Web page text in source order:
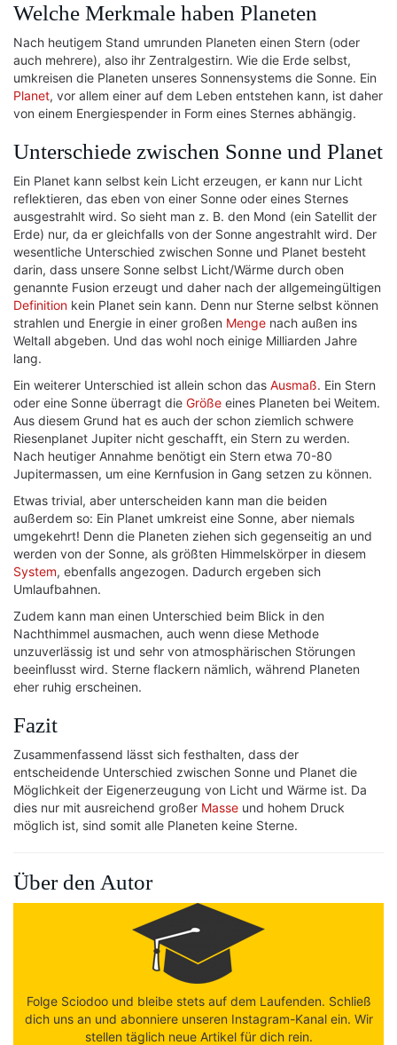
Welche Merkmale haben Planeten
Nach heutigem Stand umrunden Planeten einen Stern (oder
auch mehrere), also ihr Zentralgestirn. Wie die Erde selbst,
umkreisen die Planeten unseres Sonnensystems die Sonne. Ein
Planet, vor allem einer auf dem Leben entstehen kann, ist daher
von einem Energiespender in Form eines Sternes abhängig.
Unterschiede zwischen Sonne und Planet
Ein Planet kann selbst kein Licht erzeugen, er kann nur Licht
reflektieren, das eben von einer Sonne oder eines Sternes
ausgestrahlt wird. So sieht man z. B. den Mond (ein Satellit der
Erde) nur, da er gleichfalls von der Sonne angestrahlt wird. Der
wesentliche Unterschied zwischen Sonne und Planet besteht
darin, dass unsere Sonne selbst Licht/Wärme durch oben
genannte Fusion erzeugt und daher nach der allgemeingültigen
Definition kein Planet sein kann. Denn nur Sterne selbst können
strahlen und Energie in einer großen Menge nach außen ins
Weltall abgeben. Und das wohl noch einige Milliarden Jahre
lang.
Ein weiterer Unterschied ist allein schon das Ausmaß. Ein Stern
oder eine Sonne überragt die Größe eines Planeten bei Weitem.
Aus diesem Grund hat es auch der schon ziemlich schwere
Riesenplanet Jupiter nicht geschafft, ein Stern zu werden.
Nach heutiger Annahme benötigt ein Stern etwa 70-80
Jupitermassen, um eine Kernfusion in Gang setzen zu können.
Etwas trivial, aber unterscheiden kann man die beiden
außerdem so: Ein Planet umkreist eine Sonne, aber niemals
umgekehrt! Denn die Planeten ziehen sich gegenseitig an und
werden von der Sonne, als größten Himmelskörper in diesem
System, ebenfalls angezogen. Dadurch ergeben sich
Umlaufbahnen.
Zudem kann man einen Unterschied beim Blick in den
Nachthimmel ausmachen, auch wenn diese Methode
unzuverlässig ist und sehr von atmosphärischen Störungen
beeinflusst wird. Sterne flackern nämlich, während Planeten
eher ruhig erscheinen.
Fazit
Zusammenfassend lässt sich festhalten, dass der
entscheidende Unterschied zwischen Sonne und Planet die
Möglichkeit der Eigenerzeugung von Licht und Wärme ist. Da
dies nur mit ausreichend großer Masse und hohem Druck
möglich ist, sind somit alle Planeten keine Sterne.
Über den Autor
Folge Sciodoo und bleibe stets auf dem Laufenden. Schließ
dich uns an und abonniere unseren Instagram-Kanal ein. Wir
stellen täglich neue Artikel für dich rein.